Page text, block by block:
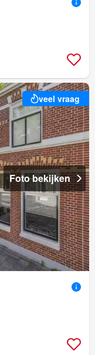
veel vraag
Foto bekijken